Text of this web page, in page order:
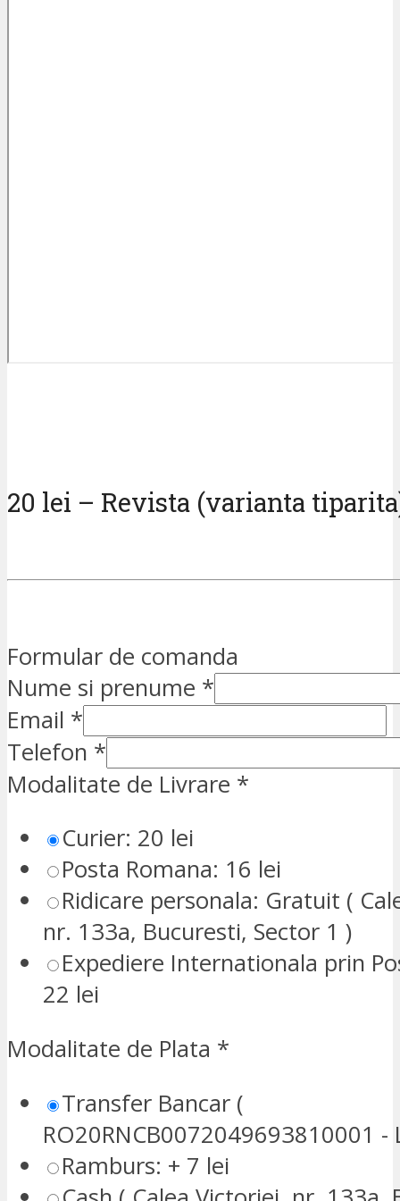
20 lei – Revista (varianta
Formular de comanda
Nume si prenume *
Email *
Telefon *
Modalitate de Livrare *
Curier: 20 lei
Posta Romana: 16 lei
Ridicare personala: Gratuit (
nr. 133a, Bucuresti, Sector 1 )
Expediere Internationala prin
22 lei
Modalitate de Plata *
Transfer Bancar (
RO20RNCB0072049693810001 -
Ramburs: + 7 lei